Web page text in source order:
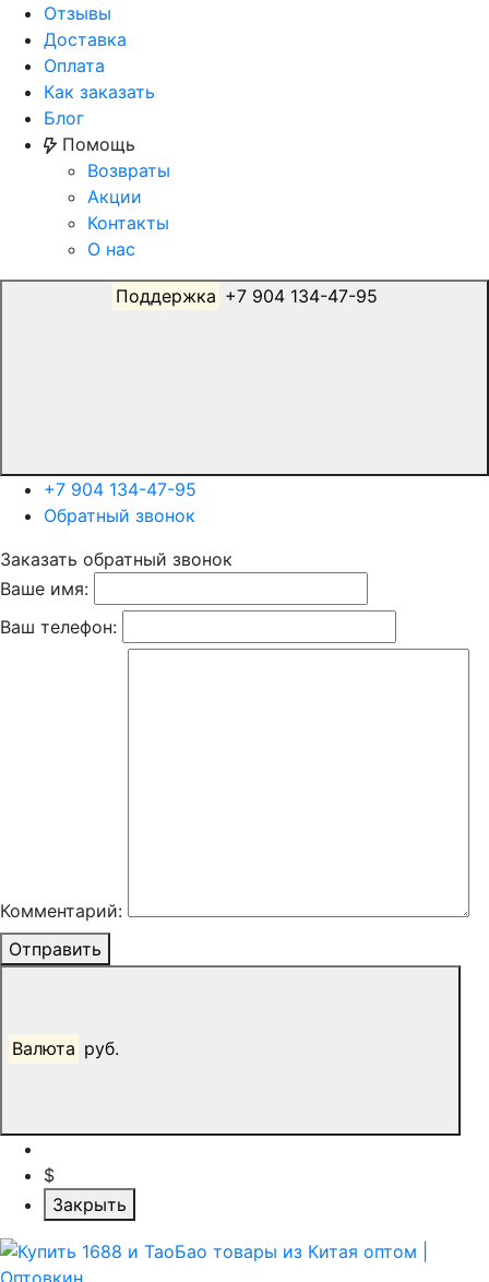
Отзывы
Доставка
Оплата
Как заказать
Блог
Помощь
Возвраты
Акции
Контакты
О нас
Поддержка
+7 904 134-47-95
Обратный звонок
Заказать обратный звонок
Ваше имя:
Ваш телефон:
Комментарий:
Отправить
Валюта руб.
$
Закрыть